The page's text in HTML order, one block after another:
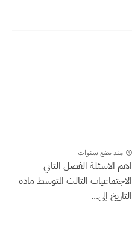
منذ بضع سنوات
اهم الاسئلة الفصل الثاني
الاجتماعيات الثالث المتوسط مادة
التاريخ إلى...